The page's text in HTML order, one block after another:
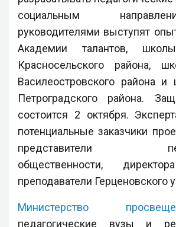
социальным
руководителями выступят
Академии талантов,
Красносельского
Василеостровского
Петроградского района.
состоится 2 октября.
потенциальные заказчики
представители
общественности,
преподаватели Герценовского
Министерство
педагогические вузы и